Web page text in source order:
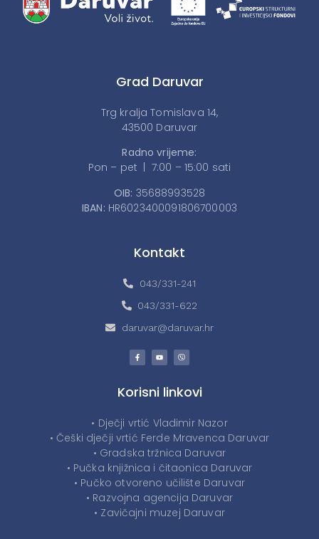
Grad Daruvar
Trg kralja Tomislava 14,
43500 Daruvar
Radno vrijeme:
Pon – pet | 7:00 – 15:00 sati
OIB: 35688993528
IBAN: HR6023400091806700003
Kontakt
043/331-241
043/331-622
daruvar@daruvar.hr
Korisni linkovi
• Dječji vrtić Vladimir Nazor
• Češki dječji vrtić Ferde Mravenca Daruvar
• Gradska tržnica Daruvar
• Pučka knjižnica i čitaonica Daruvar
• Pučko otvoreno učilište Daruvar
• Razvojna agencija Daruvar
• Zavičajni muzej Daruvar